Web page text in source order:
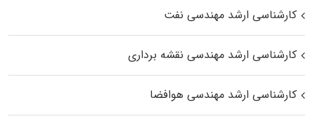
کارشناسی ارشد مهندسی نفت
کارشناسی ارشد مهندسی نقشه برداری
کارشناسی ارشد مهندسی هوافضا